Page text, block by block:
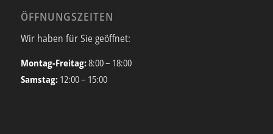
ÖFFNUNGSZEITEN
Wir haben für Sie geöffnet:
Montag-Freitag:8:00 – 18:00
Samstag: 12:00 – 15:00